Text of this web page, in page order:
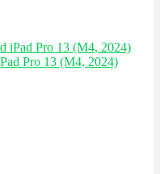
Pro 13 (M4, 2024)